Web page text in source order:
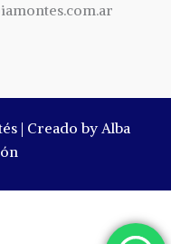
| Creado by Alba